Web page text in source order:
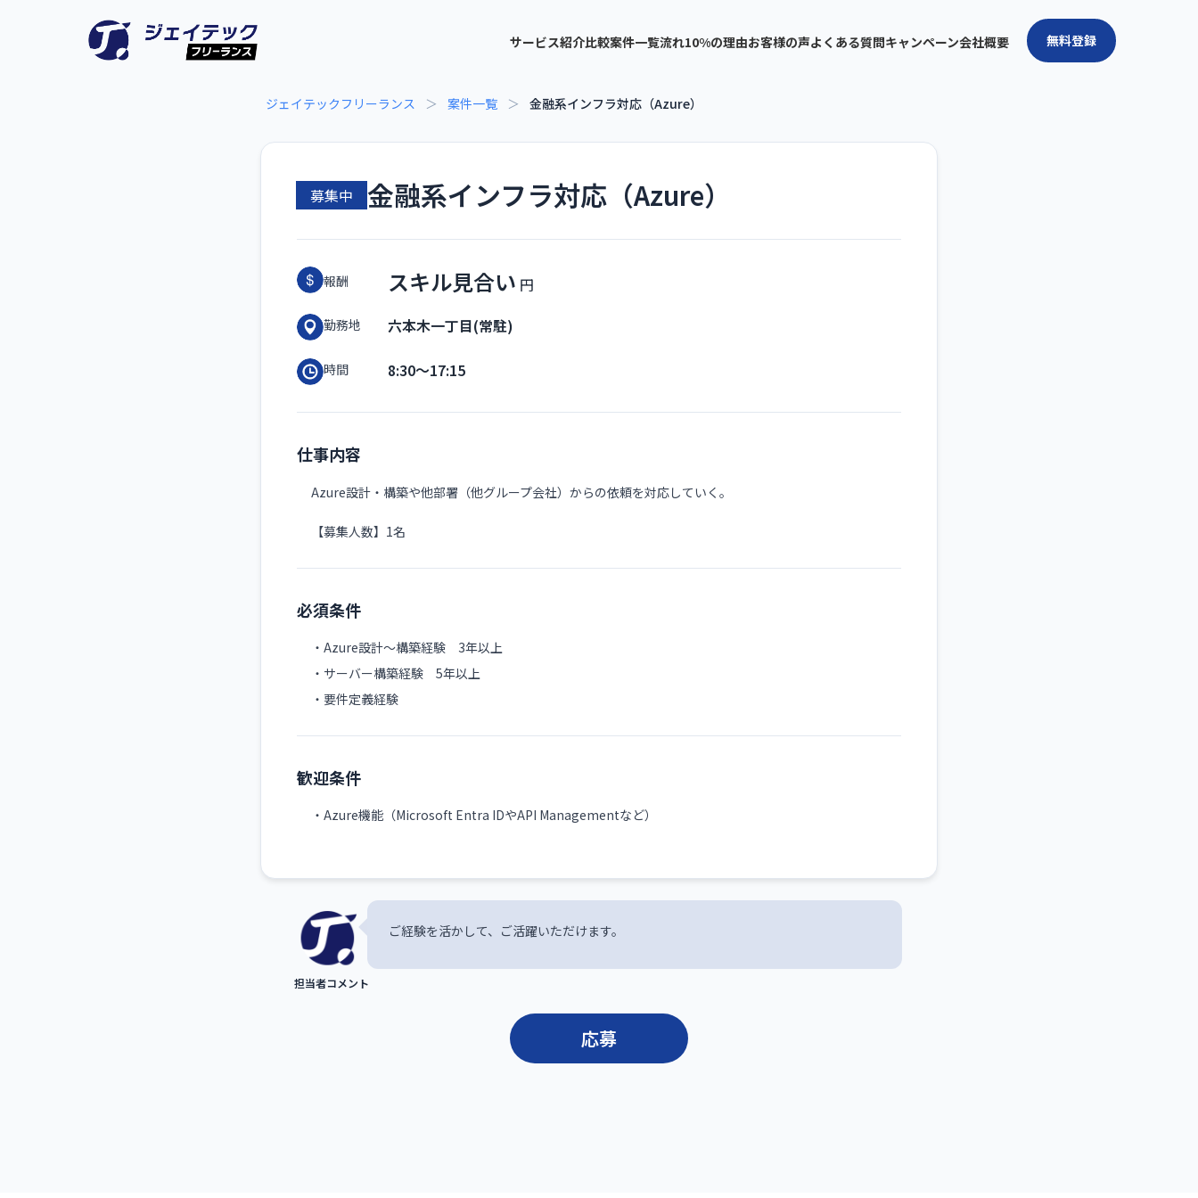
サービス紹介比較案件一覧流れ10%の理由お客様の声よくある質問キャンペーン会社概要 無料登録
ジェイテックフリーランス ＞ 案件一覧 ＞ 金融系インフラ対応（Azure）
募集中 金融系インフラ対応（Azure）
報酬 スキル見合い
勤務地 六本木一丁目(常駐)
時間 8:30〜17:15
仕事内容
Azure設計・構築や他部署（他グループ会社）からの依頼を対応していく。
【募集人数】1名
必須条件
・Azure設計〜構築経験 3年以上
・サーバー構築経験 5年以上
・要件定義経験
歓迎条件
・Azure機能（Microsoft Entra IDやAPI Managementなど）
ご経験を活かして、ご活躍いただけます。
応募